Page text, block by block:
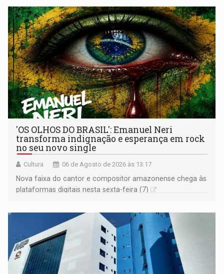
'OS OLHOS DO BRASIL': Emanuel Neri
transforma indignação e esperança em rock
no seu novo single
Cultura 06 de Agosto de 2026 às 13:17
Nova faixa do cantor e compositor amazonense chega às
plataformas digitais nesta sexta-feira (7)